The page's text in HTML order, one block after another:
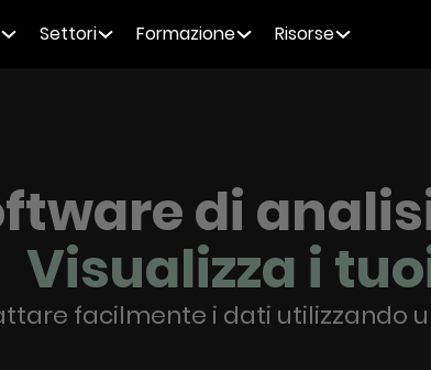
Settori Formazione Risorse
di
Visualizza i
facilmente i dati utilizzando